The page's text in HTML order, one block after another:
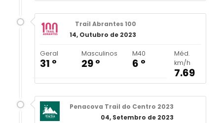
Trail Abrantes 100
14, Outubro de 2023
Geral
31 º
Masculinos
29 º
M40
6 º
Méd.
km/h
7.69
Penacova Trail do Centro 2023
04, Setembro de 2023